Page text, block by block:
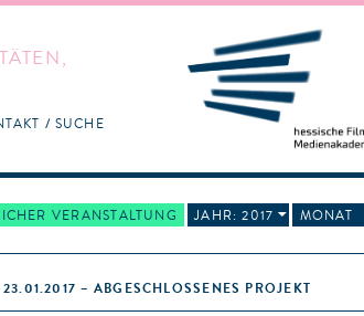
SUCHE
VERANSTALTUNG JAHR: 2017 MONAT
– ABGESCHLOSSENES PROJEKT